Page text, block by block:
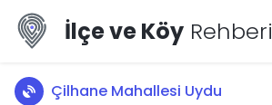
İlçe ve Köy Rehberi
Çilhane Mahallesi Uydu